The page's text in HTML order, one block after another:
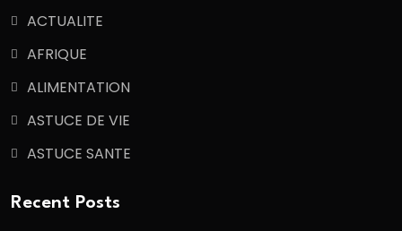
ACTUALITE
AFRIQUE
ALIMENTATION
ASTUCE DE VIE
ASTUCE SANTE
Recent Posts